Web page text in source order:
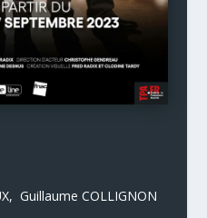
Guillaume COLLIGNON